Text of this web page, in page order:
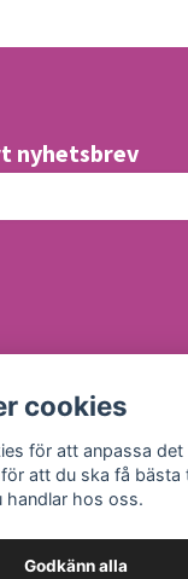
nyhetsbrev
cookies
för att anpassa det
att du ska få bästa
handlar hos oss.
Godkänn alla